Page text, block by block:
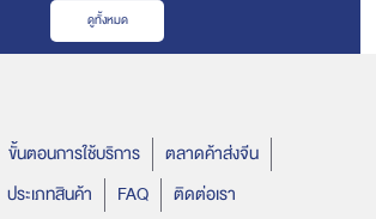
塔)Pearl River Night Cruise (珠
ดูทั้งหมด
ขั้นตอนการใช้บริการ
ตลาดค้าส่งจีน
ประเภทสินค้า FAQ ติดต่อเรา